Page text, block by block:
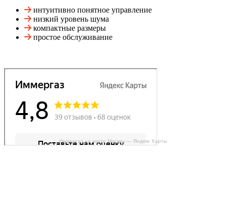
интуитивно понятное управление
низкий уровень шума
компактные размеры
простое обслуживание
Иммергаз на карте Москвы — Яндекс Карты